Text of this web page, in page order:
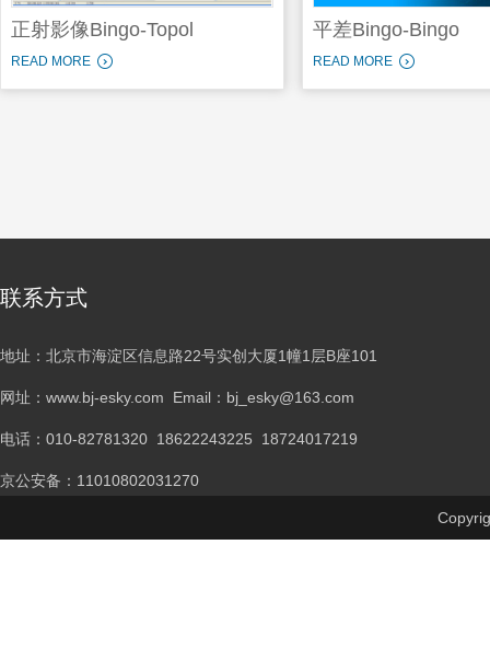
正射影像Bingo-Topol
READ MORE
平差Bingo-Bingo
READ MORE
联系方式
地址：北京市海淀区信息路22号实创大厦1幢1层B座101
网址：www.bj-esky.com Email：bj_esky@163.com
电话： 010-82781320 18622243225 18724017219
京公安备：11010802031270